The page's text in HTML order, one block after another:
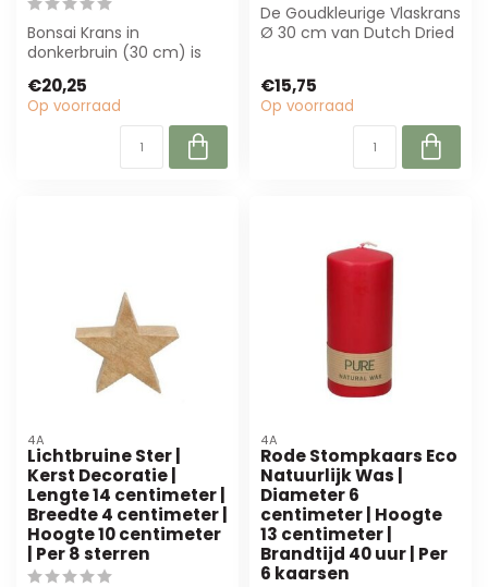
Bonsai Krans in
donkerbruin (30 cm) is
decoratie. Ideaal v...
€20,25
Op voorraad
De Goudkleurige Vlaskrans
Ø 30 cm van Dutch Dried
€15,75
Op voorraad
4A
Lichtbruine Ster |
Kerst Decoratie |
Lengte 14 centimeter |
Breedte 4 centimeter |
Hoogte 10 centimeter
| Per 8 sterren
4A
Rode Stompkaars Eco
Natuurlijk Was |
Diameter 6
centimeter | Hoogte
13 centimeter |
Brandtijd 40 uur | Per
6 kaarsen